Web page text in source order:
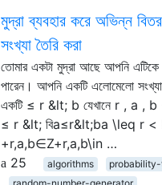
মুদ্রা ব্যবহার করে অভিন্ন
সংখ্যা তৈরি করা
তোমার একটা মুদ্রা আছে আপনি এটিকে
পারেন। আপনি একটি এলোমেলো সংখ্যা
একটি ≤ r &lt; b যেখানে r , a ,
≤ r &lt; বিa≤r&lt;ba \leq r
+r,a,b∈Z+r,a,b\in …
25
algorithms